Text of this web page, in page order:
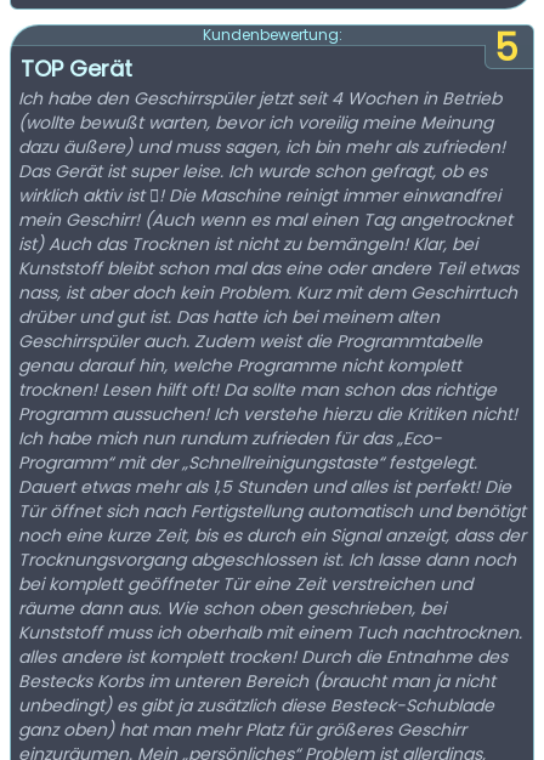
5
Kundenbewertung:
TOP Gerät
Ich habe den Geschirrspüler jetzt seit 4 Wochen in Betrieb
(wollte bewußt warten, bevor ich voreilig meine Meinung
dazu äußere) und muss sagen, ich bin mehr als zufrieden!
Das Gerät ist super leise. Ich wurde schon gefragt, ob es
wirklich aktiv ist ! Die Maschine reinigt immer einwandfrei
mein Geschirr! (Auch wenn es mal einen Tag angetrocknet
ist) Auch das Trocknen ist nicht zu bemängeln! Klar, bei
Kunststoff bleibt schon mal das eine oder andere Teil etwas
nass, ist aber doch kein Problem. Kurz mit dem Geschirrtuch
drüber und gut ist. Das hatte ich bei meinem alten
Geschirrspüler auch. Zudem weist die Programmtabelle
genau darauf hin, welche Programme nicht komplett
trocknen! Lesen hilft oft! Da sollte man schon das richtige
Programm aussuchen! Ich verstehe hierzu die Kritiken nicht!
Ich habe mich nun rundum zufrieden für das „Eco-
Programm“ mit der „Schnellreinigungstaste“ festgelegt.
Dauert etwas mehr als 1,5 Stunden und alles ist perfekt! Die
Tür öffnet sich nach Fertigstellung automatisch und benötigt
noch eine kurze Zeit, bis es durch ein Signal anzeigt, dass der
Trocknungsvorgang abgeschlossen ist. Ich lasse dann noch
bei komplett geöffneter Tür eine Zeit verstreichen und
räume dann aus. Wie schon oben geschrieben, bei
Kunststoff muss ich oberhalb mit einem Tuch nachtrocknen.
alles andere ist komplett trocken! Durch die Entnahme des
Bestecks Korbs im unteren Bereich (braucht man ja nicht
unbedingt) es gibt ja zusätzlich diese Besteck-Schublade
ganz oben) hat man mehr Platz für größeres Geschirr
einzuräumen. Mein „persönliches“ Problem ist allerdings,